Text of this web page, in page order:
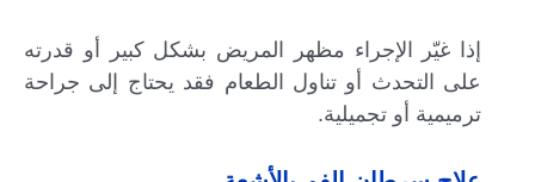
إذا غيّر الإجراء مظهر المريض بشكل كبير أو قدرته
على التحدث أو تناول الطعام فقد يحتاج إلى جراحة
ترميمية أو تجميلية.